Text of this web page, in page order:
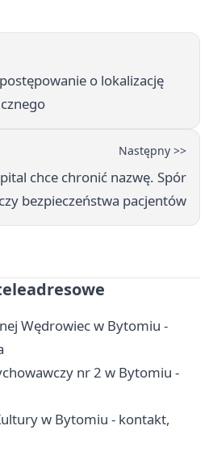
o lokalizację
Następny >>
chce chronić nazwę. Spór
bezpieczeństwa pacjentów
Wędrowiec w Bytomiu -
nr 2 w Bytomiu -
w Bytomiu - kontakt,